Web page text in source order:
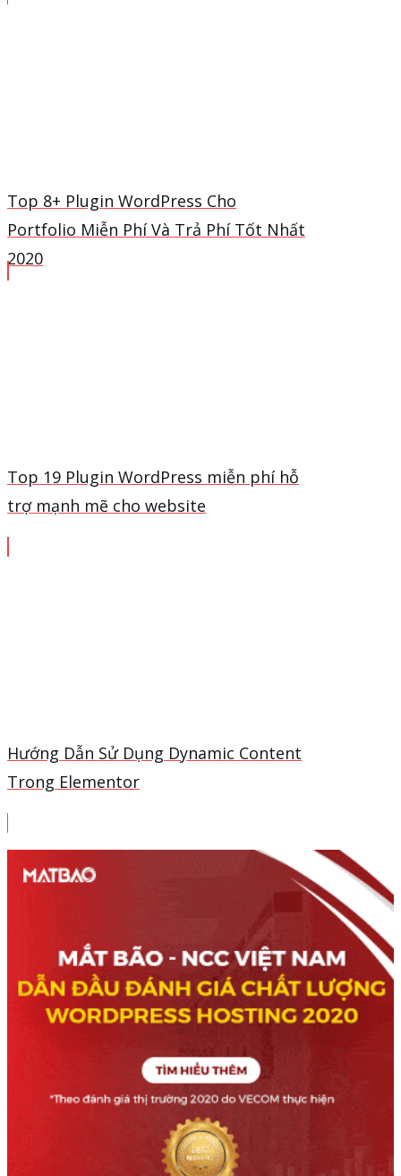
Top 8+ Plugin WordPress Cho
Portfolio Miễn Phí Và Trả Phí Tốt Nhất
2020
Top 19 Plugin WordPress miễn phí hỗ
trợ mạnh mẽ cho website
Hướng Dẫn Sử Dụng Dynamic Content
Trong Elementor